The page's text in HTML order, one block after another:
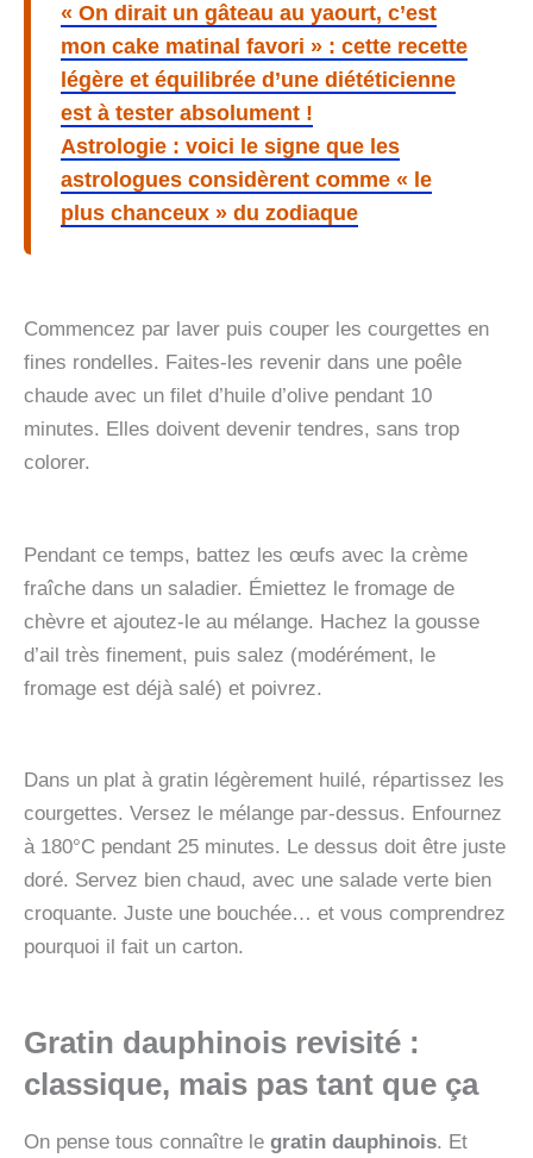
« On dirait un gâteau au yaourt, c’est
mon cake matinal favori » : cette recette
légère et équilibrée d’une diététicienne
est à tester absolument !
Astrologie : voici le signe que les
astrologues considèrent comme « le
plus chanceux » du zodiaque
Commencez par laver puis couper les courgettes en
fines rondelles. Faites-les revenir dans une poêle
chaude avec un filet d’huile d’olive pendant 10
minutes. Elles doivent devenir tendres, sans trop
colorer.
Pendant ce temps, battez les œufs avec la crème
fraîche dans un saladier. Émiettez le fromage de
chèvre et ajoutez-le au mélange. Hachez la gousse
d’ail très finement, puis salez (modérément, le
fromage est déjà salé) et poivrez.
Dans un plat à gratin légèrement huilé, répartissez les
courgettes. Versez le mélange par-dessus. Enfournez
à 180°C pendant 25 minutes. Le dessus doit être juste
doré. Servez bien chaud, avec une salade verte bien
croquante. Juste une bouchée… et vous comprendrez
pourquoi il fait un carton.
Gratin dauphinois revisité :
classique, mais pas tant que ça
On pense tous connaître le gratin dauphinois. Et